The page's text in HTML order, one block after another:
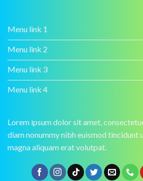
Menu link 1
Menu link 2
Menu link 3
Menu link 4
Lorem ipsum dolor sit amet,
diam nonummy nibh euismod tincidunt
magna aliquam erat volutpat.